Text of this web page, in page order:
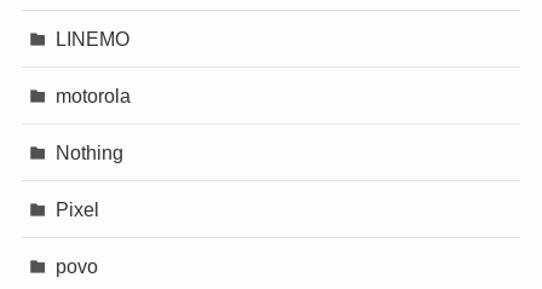
LINEMO
motorola
Nothing
Pixel
povo